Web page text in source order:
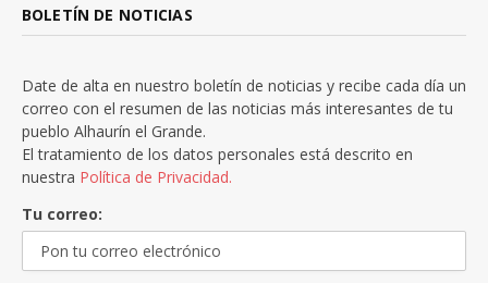
BOLETÍN DE NOTICIAS
Date de alta en nuestro boletín de noticias y recibe cada día un
correo con el resumen de las noticias más interesantes de tu
pueblo Alhaurín el Grande.
El tratamiento de los datos personales está descrito en
nuestra Política de Privacidad.
Tu correo: